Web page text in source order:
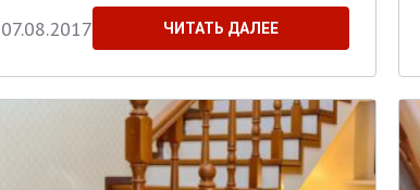
07.08.2017
ЧИТАТЬ ДАЛЕЕ